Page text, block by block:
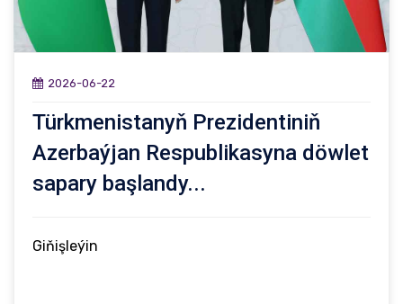
2026-06-22
Türkmenistanyň Prezidentiniň
Azerbaýjan Respublikasyna döwlet
sapary başlandy...
Giňişleýin